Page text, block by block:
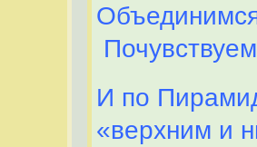
И по
«верхним и